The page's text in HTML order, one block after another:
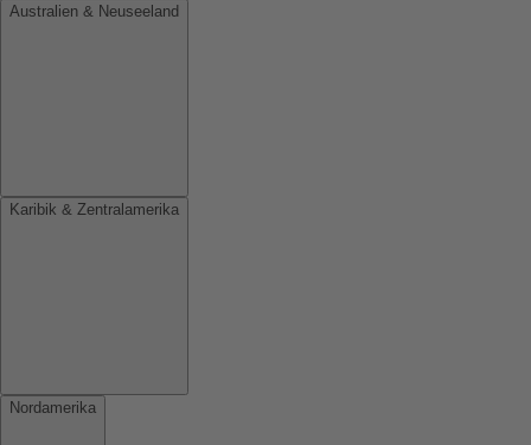
Australien & Neuseeland
Karibik & Zentralamerika
Nordamerika